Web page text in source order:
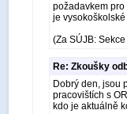
požadavkem
je
(Za SÚJB:
Re: Zkoušky
Dobrý den, jsou
pracovištích s
kdo je aktuálně